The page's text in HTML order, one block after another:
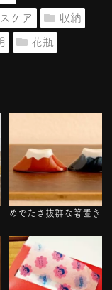
ケア 収納
花瓶
めでたさ抜群な箸置き